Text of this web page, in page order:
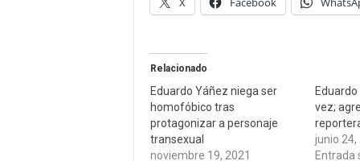
Relacionado
Eduardo Yáñez niega ser
homofóbico tras
protagonizar a personaje
transexual
noviembre 19, 2021
vez;
junio 24,
Entrada